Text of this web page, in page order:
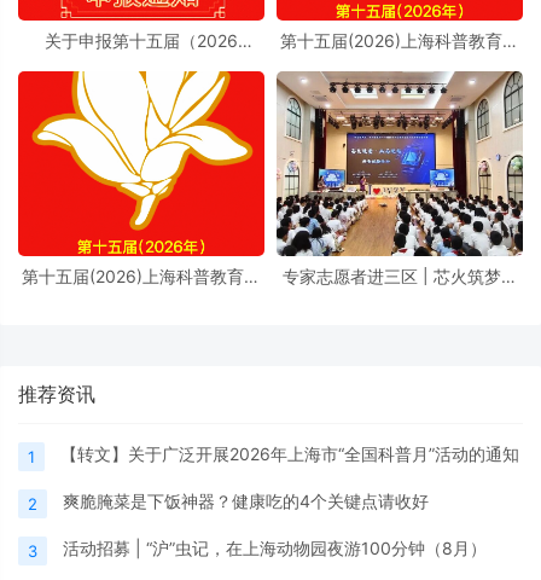
关于申报第十五届（2026
知
第十五届(2026)上海科普教育创
第十五届(2026)上海科普教育创
专家志愿者进三区 | 芯火筑梦进
推荐资讯
1 【转文】关于广泛开展2026年上海市“全国科普月”活动的通知
2 爽脆腌菜是下饭神器？健康吃的4个关键点请收好
3 活动招募 | “沪”虫记，在上海动物园夜游100分钟（8月）